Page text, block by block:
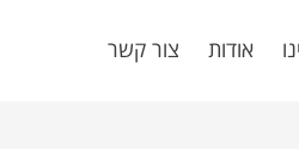
אודות צור קשר